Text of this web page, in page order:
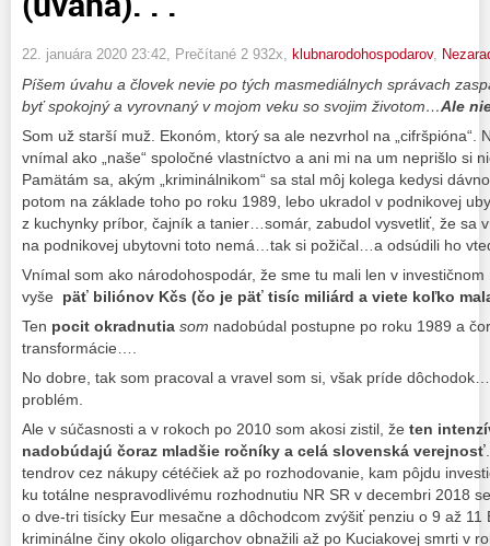
22. januára 2020 23:42 , Prečítané 2 932x, klubnarodohospodarov,
Píšem úvahu a človek nevie po tých masmediálnych správach
byť spokojný a vyrovnaný v mojom veku so svojim životom…Ale
Som už starší muž. Ekonóm, ktorý sa ale nezvrhol na „cifršpióna“.
vnímal ako „naše“ spoločné vlastníctvo a ani mi na um neprišlo si
Pamätám sa, akým „kriminálnikom“ sa stal môj kolega kedysi
potom na základe toho po roku 1989, lebo ukradol v podnikovej
z kuchynky príbor, čajník a tanier…somár, zabudol vysvetliť, že sa
na podnikovej ubytovni toto nemá…tak si požičal…a odsúdili ho
Vnímal som ako národohospodár, že sme tu mali len v
vyše
päť biliónov Kčs (čo je päť tisíc miliárd a viete koľko
Ten pocit okradnutia som nadobúdal postupne po roku 1989 a
transformácie….
No dobre, tak som pracoval a vravel som si, však príde
problém.
Ale v súčasnosti a v rokoch po 2010 som akosi zistil, že ten
nadobúdajú čoraz mladšie ročníky a celá slovenská verejnosť
tendrov cez nákupy cétéčiek až po rozhodovanie, kam pôjdu
ku totálne nespravodlivému rozhodnutiu NR SR v decembri 2018
o dve-tri tisícky Eur mesačne a dôchodcom zvýšiť penziu o 9 až
kriminálne činy okolo oligarchov obnažili až po Kuciakovej smrti v